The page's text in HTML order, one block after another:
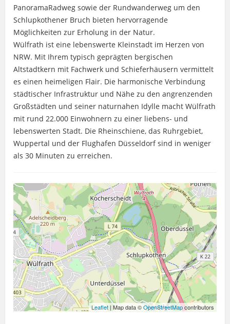
PanoramaRadweg sowie der Rundwanderweg um den
Schlupkothener Bruch bieten hervorragende
Möglichkeiten zur Erholung in der Natur.
Wülfrath ist eine lebenswerte Kleinstadt im Herzen von
NRW. Mit Ihrem typisch geprägten bergischen
Altstadtkern mit Fachwerk und Schieferhäusern vermittelt
es einen heimeligen Flair. Die harmonische Verbindung
städtischer Infrastruktur und Nähe zu den angrenzenden
Großstädten und seiner naturnahen Idylle macht Wülfrath
mit rund 22.000 Einwohnern zu einer liebens- und
lebenswerten Stadt. Die Rheinschiene, das Ruhrgebiet,
Wuppertal und der Flughafen Düsseldorf sind in weniger
als 30 Minuten zu erreichen.
Leaflet | Map data ©OpenStreetMapcontributors